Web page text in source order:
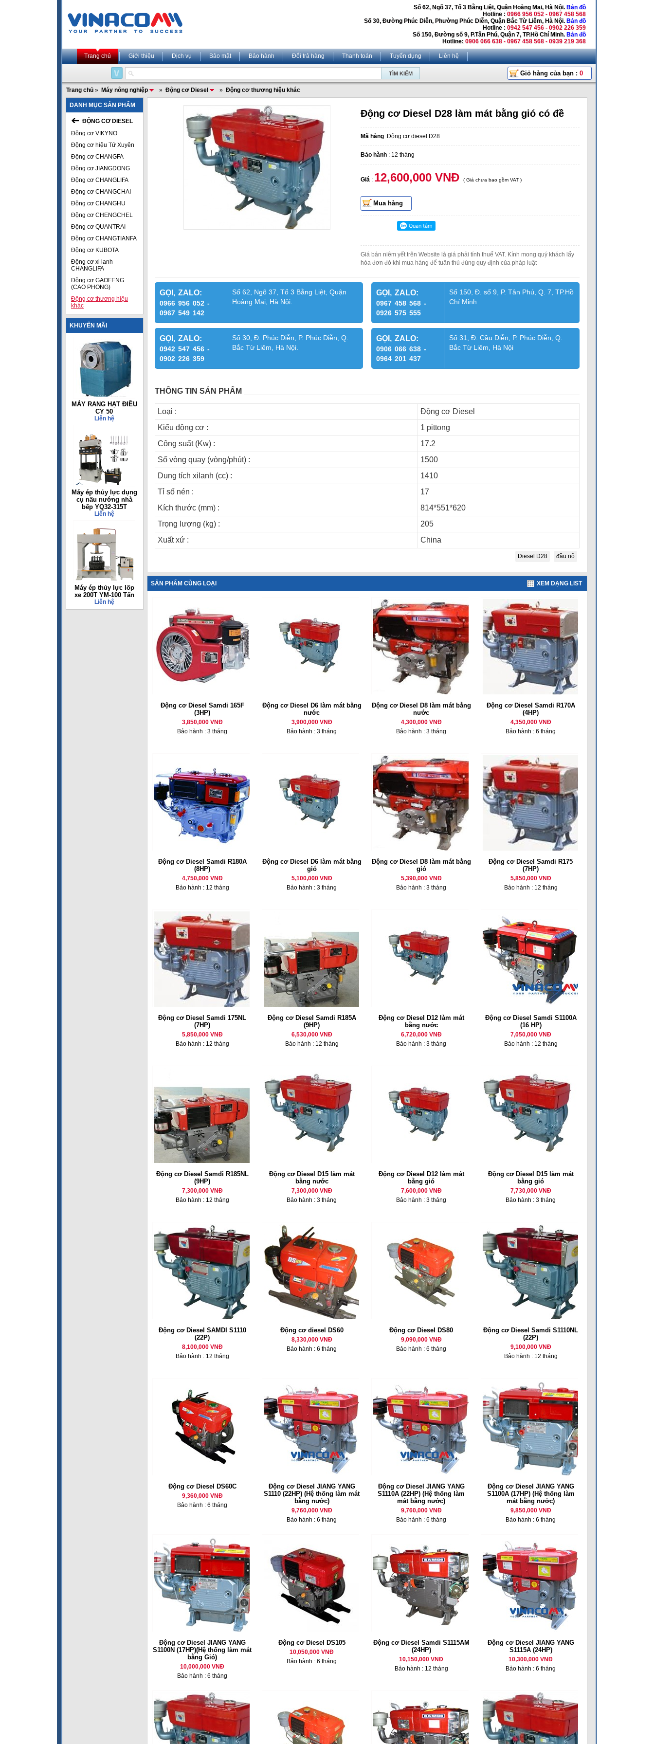
Số 62, Ngõ 37, Tổ 3 Bằng Liệt, Quận Hoàng Mai, Hà Nội. Bản đồ
Hotline : 0966 956 052 - 0967 458 568
Số 30, Đường Phúc Diễn, Phường Phúc Diễn, Quận Bắc Từ Liêm, Hà Nội. Bản đồ
Hotline : 0942 547 456 - 0902 226 359
Số 150, Đường số 9, P.Tân Phú, Quận 7, TP.Hồ Chí Minh. Bản đồ
Hotline: 0906 066 638 - 0967 458 568 - 0939 219 368
Trang chủ Giới thiệu Dịch vụ Bảo mật Bảo hành Đổi trả hàng Thanh toán Tuyển dụng Liên hệ
Giỏ hàng của bạn : 0
Trang chủ » Máy nông nghiệp » Động cơ Diesel » Động cơ thương hiệu khác
DANH MỤC SẢN PHẨM
ĐỘNG CƠ DIESEL
Đông cơ VIKYNO
Động cơ hiệu Tứ Xuyên
Động cơ CHANGFA
Động cơ JIANGDONG
Động cơ CHANGLIFA
Động cơ CHANGCHAI
Động cơ CHANGHU
Động cơ CHENGCHEL
Động cơ QUANTRAI
Động cơ CHANGTIANFA
Động cơ KUBOTA
Động cơ xi lanh
CHANGLIFA
Động cơ GAOFENG
(CAO PHONG)
Động cơ thương hiệu
khác
KHUYẾN MÃI
MÁY RANG HẠT ĐIỀU
CY 50
Liên hệ
Máy ép thủy lực dụng
cụ nấu nướng nhà
bếp YQ32-315T
Liên hệ
Máy ép thủy lực lốp
xe 200T YM-100 Tấn
Liên hệ
Động cơ Diesel D28 làm mát bằng gió có đề
Mã hàng :Động cơ diesel D28
Bảo hành : 12 tháng
Giá : 12,600,000 VNĐ ( Giá chưa bao gồm VAT )
Mua hàng
Giá bán niêm yết trên Website là giá phải tính thuế VAT. Kính mong quý khách lấy
hóa đơn đỏ khi mua hàng để tuân thủ đúng quy định của pháp luật
GỌI, ZALO:
0966 956 052 -
0967 549 142
Số 62, Ngõ 37, Tổ 3 Bằng Liệt, Quận
Hoàng Mai, Hà Nội.
GỌI, ZALO:
0967 458 568 -
0926 575 555
Số 150, Đ. số 9, P. Tân Phú, Q. 7, TP.Hồ
Chí Minh
GỌI, ZALO:
0942 547 456 -
0902 226 359
Số 30, Đ. Phúc Diễn, P. Phúc Diễn, Q.
Bắc Từ Liêm, Hà Nội.
GỌI, ZALO:
0906 066 638 -
0964 201 437
Số 31, Đ. Cầu Diễn, P. Phúc Diễn, Q.
Bắc Từ Liêm, Hà Nội
THÔNG TIN SẢN PHẨM
Loại :
Động cơ Diesel
Kiểu động cơ :
1 pittong
Công suất (Kw) :
17.2
Số vòng quay (vòng/phút) :
1500
Dung tích xilanh (cc) :
1410
Tỉ số nén :
17
Kích thước (mm) :
814*551*620
Trọng lượng (kg) :
205
Xuất xứ :
China
Diesel D28 đầu nổ
SẢN PHẨM CÙNG LOẠI XEM DẠNG LIST
Động cơ Diesel Samdi 165F
(3HP)
3,850,000 VNĐ
Bảo hành : 3 tháng
Động cơ Diesel D6 làm mát bằng
nước
3,900,000 VNĐ
Bảo hành : 3 tháng
Động cơ Diesel D8 làm mát bằng
nước
4,300,000 VNĐ
Bảo hành : 3 tháng
Động cơ Diesel Samdi R170A
(4HP)
4,350,000 VNĐ
Bảo hành : 6 tháng
Động cơ Diesel Samdi R180A
(8HP)
4,750,000 VNĐ
Bảo hành : 12 tháng
Động cơ Diesel D6 làm mát bằng
gió
5,100,000 VNĐ
Bảo hành : 3 tháng
Động cơ Diesel D8 làm mát bằng
gió
5,390,000 VNĐ
Bảo hành : 3 tháng
Động cơ Diesel Samdi R175
(7HP)
5,850,000 VNĐ
Bảo hành : 12 tháng
Động cơ Diesel Samdi 175NL
(7HP)
5,850,000 VNĐ
Bảo hành : 12 tháng
Động cơ Diesel Samdi R185A
(9HP)
6,530,000 VNĐ
Bảo hành : 12 tháng
Động cơ Diesel D12 làm mát
bằng nước
6,720,000 VNĐ
Bảo hành : 3 tháng
Động cơ Diesel Samdi S1100A
(16 HP)
7,050,000 VNĐ
Bảo hành : 12 tháng
Động cơ Diesel Samdi R185NL
(9HP)
7,300,000 VNĐ
Bảo hành : 12 tháng
Động cơ Diesel D15 làm mát
bằng nước
7,300,000 VNĐ
Bảo hành : 3 tháng
Động cơ Diesel D12 làm mát
bằng gió
7,600,000 VNĐ
Bảo hành : 3 tháng
Động cơ Diesel D15 làm mát
bằng gió
7,730,000 VNĐ
Bảo hành : 3 tháng
Động cơ Diesel SAMDI S1110
(22P)
8,100,000 VNĐ
Bảo hành : 12 tháng
Động cơ diesel DS60
8,330,000 VNĐ
Bảo hành : 6 tháng
Động cơ Diesel DS80
9,090,000 VNĐ
Bảo hành : 6 tháng
Động cơ Diesel Samdi S1110NL
(22P)
9,100,000 VNĐ
Bảo hành : 12 tháng
Động cơ Diesel DS60C
9,360,000 VNĐ
Bảo hành : 6 tháng
Động cơ Diesel JIANG YANG
S1110 (22HP) (Hệ thống làm mát
bằng nước)
9,760,000 VNĐ
Bảo hành : 6 tháng
Động cơ Diesel JIANG YANG
S1110A (22HP) (Hệ thống làm
mát bằng nước)
9,760,000 VNĐ
Bảo hành : 6 tháng
Động cơ Diesel JIANG YANG
S1100A (17HP) (Hệ thống làm
mát bằng nước)
9,850,000 VNĐ
Bảo hành : 6 tháng
Động cơ Diesel JIANG YANG
S1100N (17HP)(Hệ thống làm mát
bằng Gió)
10,000,000 VNĐ
Bảo hành : 6 tháng
Động cơ Diesel DS105
10,050,000 VNĐ
Bảo hành : 6 tháng
Động cơ Diesel Samdi S1115AM
(24HP)
10,150,000 VNĐ
Bảo hành : 12 tháng
Động cơ Diesel JIANG YANG
S1115A (24HP)
10,300,000 VNĐ
Bảo hành : 6 tháng